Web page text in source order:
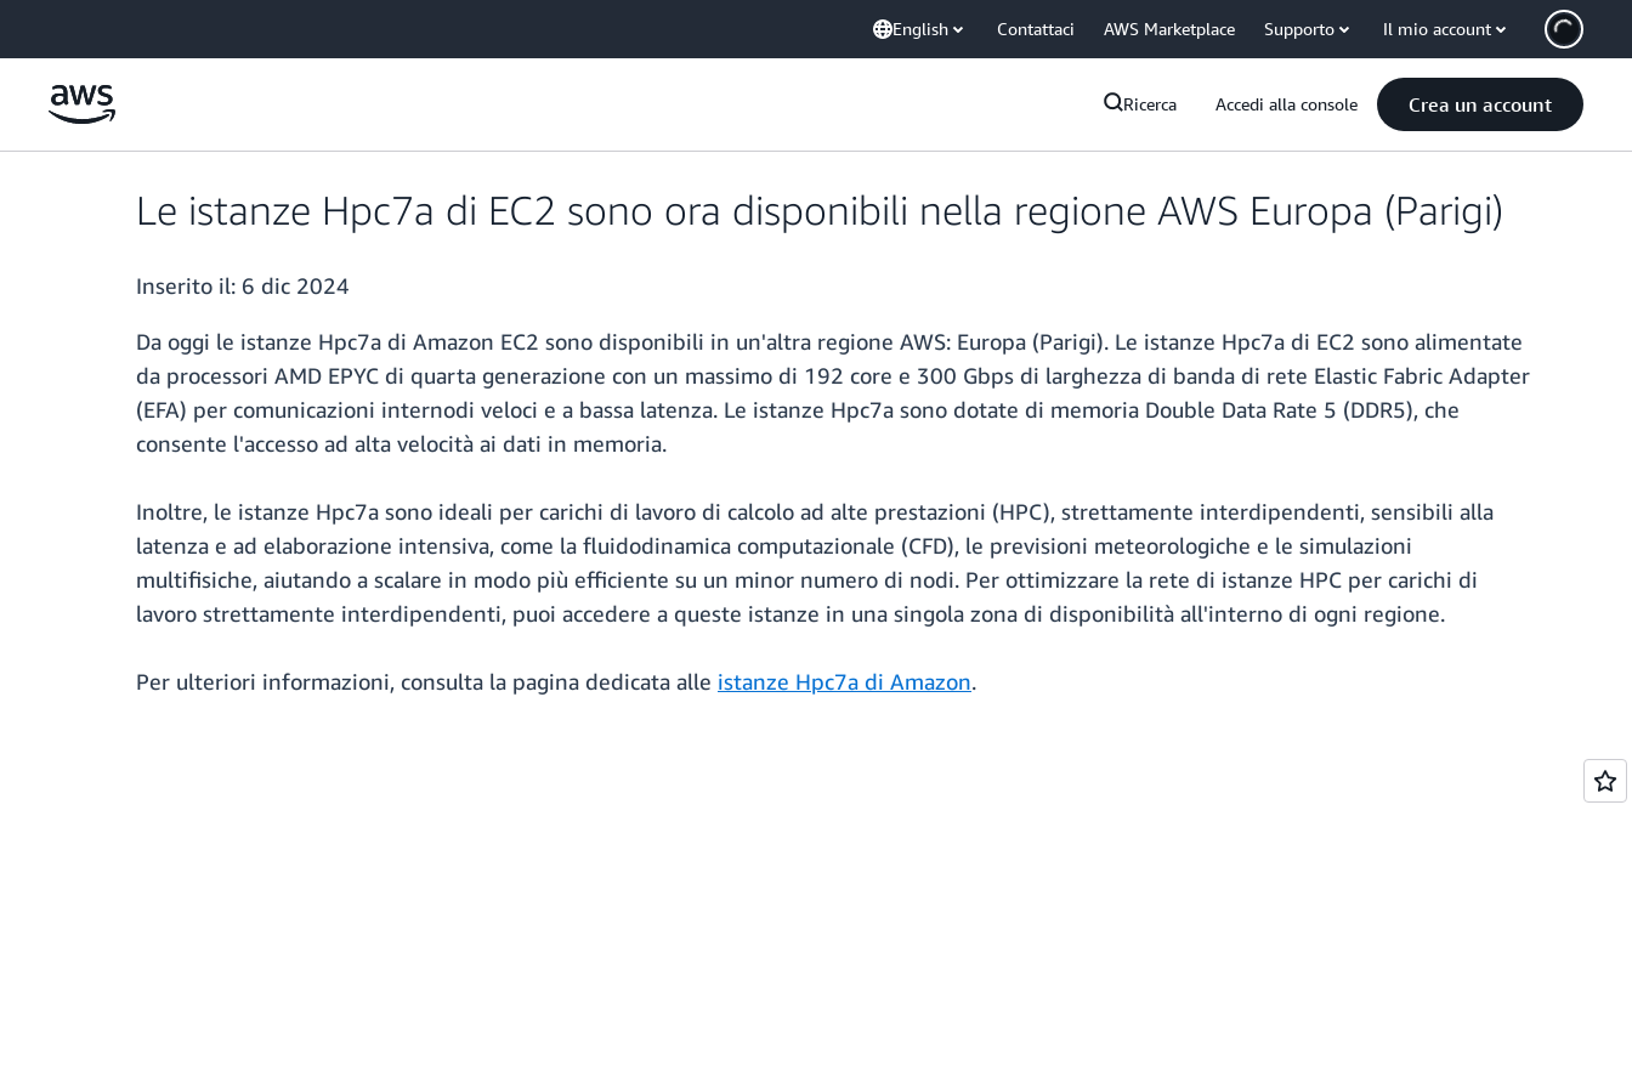
English Contattaci AWS Marketplace Supporto Il mio account
Ricerca Accedi alla console Crea un account
Le istanze Hpc7a di EC2 sono ora disponibili nella regione AWS Europa (Parigi)
Inserito il: 6 dic 2024
Da oggi le istanze Hpc7a di Amazon EC2 sono disponibili in un'altra regione AWS: Europa (Parigi). Le istanze Hpc7a di EC2 sono alimentate
da processori AMD EPYC di quarta generazione con un massimo di 192 core e 300 Gbps di larghezza di banda di rete Elastic Fabric Adapter
(EFA) per comunicazioni internodi veloci e a bassa latenza. Le istanze Hpc7a sono dotate di memoria Double Data Rate 5 (DDR5), che
consente l'accesso ad alta velocità ai dati in memoria.
Inoltre, le istanze Hpc7a sono ideali per carichi di lavoro di calcolo ad alte prestazioni (HPC), strettamente interdipendenti, sensibili alla
latenza e ad elaborazione intensiva, come la fluidodinamica computazionale (CFD), le previsioni meteorologiche e le simulazioni
multifisiche, aiutando a scalare in modo più efficiente su un minor numero di nodi. Per ottimizzare la rete di istanze HPC per carichi di
lavoro strettamente interdipendenti, puoi accedere a queste istanze in una singola zona di disponibilità all'interno di ogni regione.
Per ulteriori informazioni, consulta la pagina dedicata alle istanze Hpc7a di Amazon.